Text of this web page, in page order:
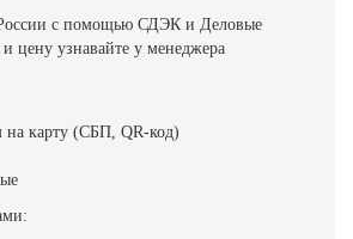
с помощью СДЭК и Деловые
и цену узнавайте у менеджера
на карту (СБП, QR-код)